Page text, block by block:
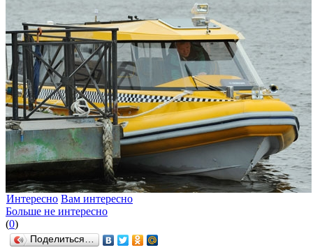
Интересно Вам интересно
Больше не интересно
(0)
Поделиться…